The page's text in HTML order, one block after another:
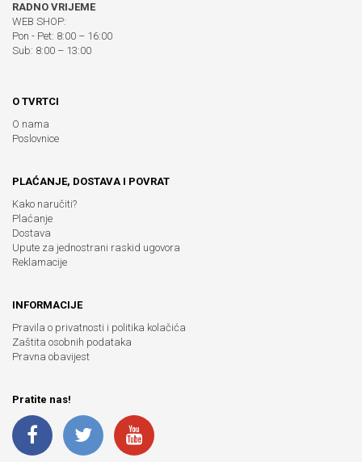
RADNO VRIJEME
WEB SHOP:
Pon - Pet: 8:00 – 16:00
Sub: 8:00 – 13:00
O TVRTCI
O nama
Poslovnice
PLAĆANJE, DOSTAVA I POVRAT
Kako naručiti?
Plaćanje
Dostava
Upute za jednostrani raskid ugovora
Reklamacije
INFORMACIJE
Pravila o privatnosti i politika kolačića
Zaštita osobnih podataka
Pravna obavijest
Pratite nas!